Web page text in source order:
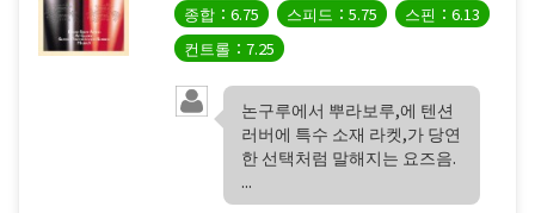
종합：6.75 스피드：5.75
스핀：6.13
컨트롤：7.25
논구루에서 뿌라보루,에 텐션
러버에 특수 소재 라켓,가 당연
한 선택처럼 말해지는 요즈음.
...